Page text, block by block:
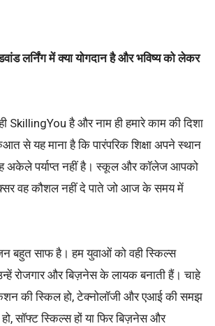
लर्निंग में क्या योगदान है और भविष्य को लेकर
SkillingYou है और नाम ही हमारे काम की दिशा
से यह माना है कि पारंपरिक शिक्षा अपने स्थान
अकेले पर्याप्त नहीं है। स्कूल और कॉलेज आपको
वह कौशल नहीं दे पाते जो आज के समय में
बहुत साफ है। हम युवाओं को वही स्किल्स
रोजगार और बिज़नेस के लायक बनाती हैं। चाहे
की स्किल हो, टेक्नोलॉजी और एआई की समझ
हो, सॉफ्ट स्किल्स हों या फिर बिज़नेस और